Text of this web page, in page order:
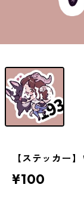
【ステッカー
¥100